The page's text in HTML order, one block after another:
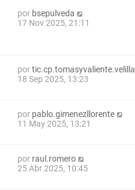
por bsepulveda
17 Nov 2025, 21:11
portic.cp.tomasyvaliente.velilla
18 Sep 2025, 13:23
por pablo.gimenezllorente
11 May 2025, 13:21
por raul.romero
25 Abr 2025, 10:45